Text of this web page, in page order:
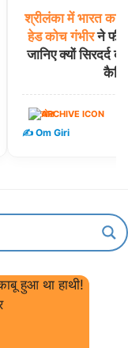
श्रीलंका में भारत का
हेड कोच गंभीरने
जानिए क्यों सिरदर्द
खेल
✍️ Om Giri